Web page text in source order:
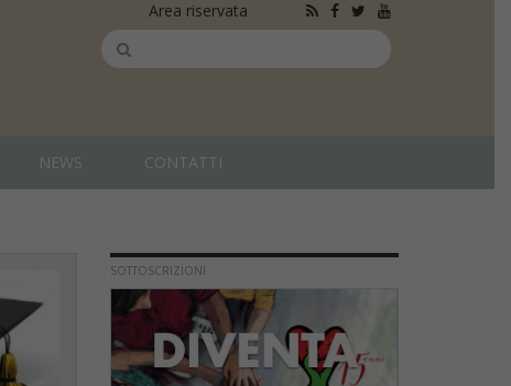
Area riservata
NEWS CONTATTI
SOTTOSCRIZIONI